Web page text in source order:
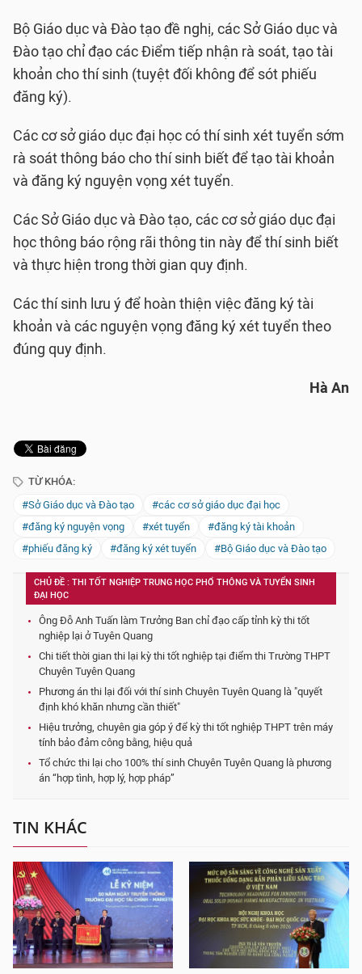
Bộ Giáo dục và Đào tạo đề nghị, các Sở Giáo dục và
Đào tạo chỉ đạo các Điểm tiếp nhận rà soát, tạo tài
khoản cho thí sinh (tuyệt đối không để sót phiếu
đăng ký).
Các cơ sở giáo dục đại học có thí sinh xét tuyển sớm
rà soát thông báo cho thí sinh biết để tạo tài khoản
và đăng ký nguyện vọng xét tuyển.
Các Sở Giáo dục và Đào tạo, các cơ sở giáo dục đại
học thông báo rộng rãi thông tin này để thí sinh biết
và thực hiện trong thời gian quy định.
Các thí sinh lưu ý để hoàn thiện việc đăng ký tài
khoản và các nguyện vọng đăng ký xét tuyển theo
đúng quy định.
Hà An
TỪ KHÓA:
#Sở Giáo dục và Đào tạo
#các cơ sở giáo dục đại học
#đăng ký nguyện vọng
#xét tuyển
#đăng ký tài khoản
#phiếu đăng ký
#đăng ký xét tuyển #Bộ Giáo dục và Đào tạo
CHỦ ĐỀ : THI TỐT NGHIỆP TRUNG HỌC PHỔ THÔNG VÀ TUYỂN SINH
ĐẠI HỌC
Ông Đỗ Anh Tuấn làm Trưởng Ban chỉ đạo cấp tỉnh kỳ thi tốt
nghiệp lại ở Tuyên Quang
Chi tiết thời gian thi lại kỳ thi tốt nghiệp tại điểm thi Trường THPT
Chuyên Tuyên Quang
Phương án thi lại đối với thí sinh Chuyên Tuyên Quang là "quyết
định khó khăn nhưng cần thiết"
Hiệu trưởng, chuyên gia góp ý để kỳ thi tốt nghiệp THPT trên máy
tính bảo đảm công bằng, hiệu quả
Tổ chức thi lại cho 100% thí sinh Chuyên Tuyên Quang là phương
án “hợp tình, hợp lý, hợp pháp”
TIN KHÁC